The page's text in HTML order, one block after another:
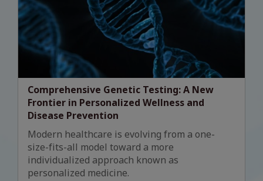
Comprehensive Genetic Testing: A New
Frontier in Personalized Wellness and
Disease Prevention
Modern healthcare is evolving from a one-
size-fits-all model toward a more
individualized approach known as
personalized medicine.